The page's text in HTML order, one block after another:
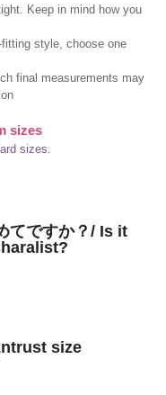
Keep in mind how you
style, choose one
final measurements may
sizes
sizes.
てですか？/ Is it
size